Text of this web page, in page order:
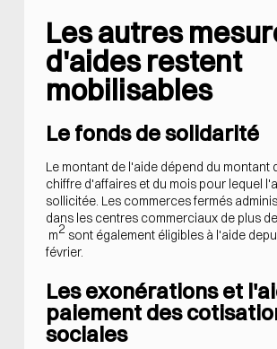
Les autres
d'aides restent
mobilisables
Le fonds de solidarité
Le montant de l'aide dépend du montant
chiffre d'affaires et du mois pour lequel
sollicitée. Les commerces fermés
dans les centres commerciaux de plus
m2 sont également éligibles à l'aide
février.
Les exonérations et
paiement des
sociales